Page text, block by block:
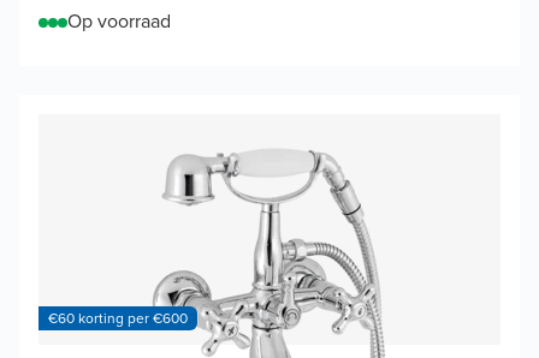
Op voorraad
€60 korting per €600